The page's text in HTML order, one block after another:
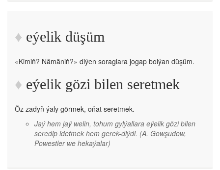
eýelik düşüm
«Kimiň? Nämäniň?» diýen soraglara jogap bolýan düşüm.
eýelik gözi bilen seretmek
Öz zadyň ýaly görmek, oňat seretmek.
Jaý hem jaý welin, tohum gylýallara eýelik gözi bilen
seredip idetmek hem gerek-diýdi. (A. Gowşudow,
Powestler we hekaýalar)